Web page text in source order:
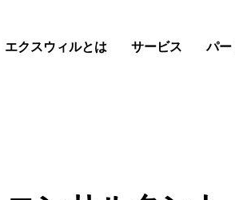
エクスウィルとは サービス パー